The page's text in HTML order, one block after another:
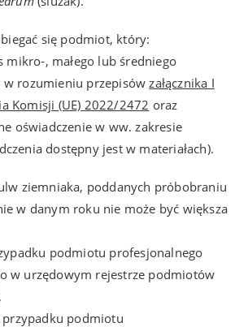
się podmiot, który:
, małego lub średniego
w rozumieniu przepisówzałącznika I
Komisji (UE) 2022/2472 oraz
oświadczenie w ww. zakresie
dostępny jest w materiałach).
ziemniaka, poddanych próbobraniu
w danym roku nie może być większa
podmiotu profesjonalnego
w urzędowym rejestrze podmiotów
podmiotu